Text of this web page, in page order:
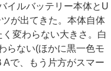
イルバッテリー本体とU
が出てきた。本体自体
変わらない大きさ。白
らない(ほかに黒一色モ
で、もう片方がスマー